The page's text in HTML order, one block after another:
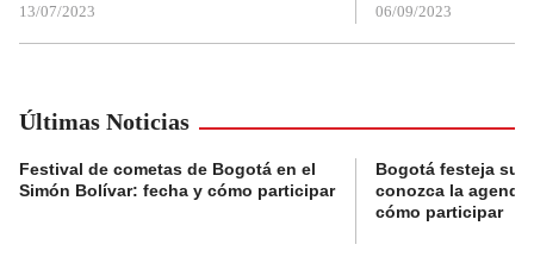
13/07/2023 06/09/2023
Últimas Noticias
Festival de cometas de Bogotá en el
Simón Bolívar: fecha y cómo participar
Bogotá festeja su
conozca la
cómo participar